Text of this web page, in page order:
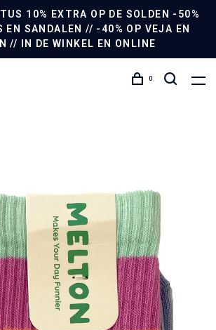
10% EXTRA OP DE SOLDEN -50%
EN SANDALEN // -40% OP VEJA EN
// IN DE WINKEL EN ONLINE
0